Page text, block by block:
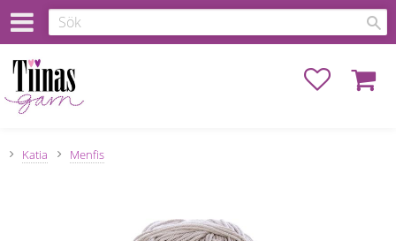
Favoriter
Katia Menfis